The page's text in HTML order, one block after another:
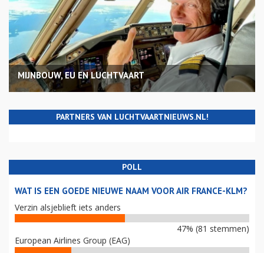
MIJNBOUW, EU EN LUCHTVAART
PARTNERS VAN LUCHTVAARTNIEUWS.NL!
POLL
WAT IS EEN GOEDE NIEUWE NAAM VOOR AIR FRANCE-KLM?
Verzin alsjeblieft iets anders
47% (81 stemmen)
European Airlines Group (EAG)